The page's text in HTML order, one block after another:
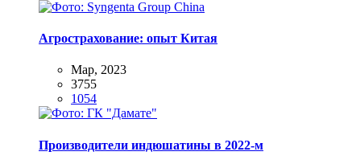
Агрострахование: опыт Китая
Мар, 2023
3755
1054
Производители индюшатины в 2022-м